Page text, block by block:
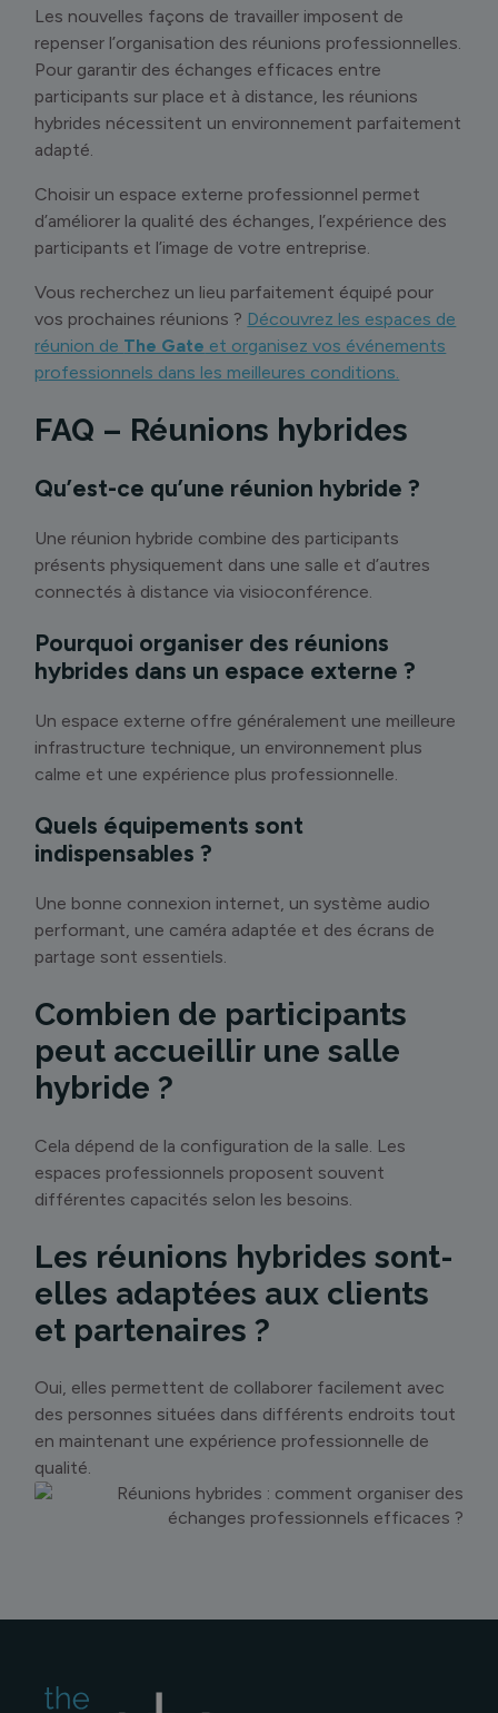
Les nouvelles façons de travailler imposent de
repenser l’organisation des réunions professionnelles.
Pour garantir des échanges efficaces entre
participants sur place et à distance, les réunions
hybrides nécessitent un environnement parfaitement
adapté.
Choisir un espace externe professionnel permet
d’améliorer la qualité des échanges, l’expérience des
participants et l’image de votre entreprise.
Vous recherchez un lieu parfaitement équipé pour
vos prochaines réunions ? Découvrez les espaces de
réunion de The Gate et organisez vos événements
professionnels dans les meilleures conditions.
FAQ – Réunions hybrides
Qu’est-ce qu’une réunion hybride ?
Une réunion hybride combine des participants
présents physiquement dans une salle et d’autres
connectés à distance via visioconférence.
Pourquoi organiser des réunions
hybrides dans un espace externe ?
Un espace externe offre généralement une meilleure
infrastructure technique, un environnement plus
calme et une expérience plus professionnelle.
Quels équipements sont
indispensables ?
Une bonne connexion internet, un système audio
performant, une caméra adaptée et des écrans de
partage sont essentiels.
Combien de participants
peut accueillir une salle
hybride ?
Cela dépend de la configuration de la salle. Les
espaces professionnels proposent souvent
différentes capacités selon les besoins.
Les réunions hybrides sont-
elles adaptées aux clients
et partenaires ?
Oui, elles permettent de collaborer facilement avec
des personnes situées dans différents endroits tout
en maintenant une expérience professionnelle de
qualité.